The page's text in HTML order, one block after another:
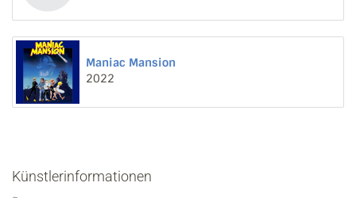
Maniac Mansion
2022
Künstlerinformationen